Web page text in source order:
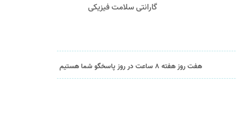
گارانتی سلامت فیزیکی
هفت روز هفته 8 ساعت در روز پاسخگو شما هستیم